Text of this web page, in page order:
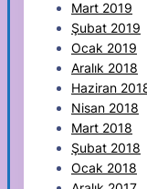
Mart 2019
Şubat 2019
Ocak 2019
Aralık 2018
Haziran
Nisan 2018
Mart 2018
Şubat 2018
Ocak 2018